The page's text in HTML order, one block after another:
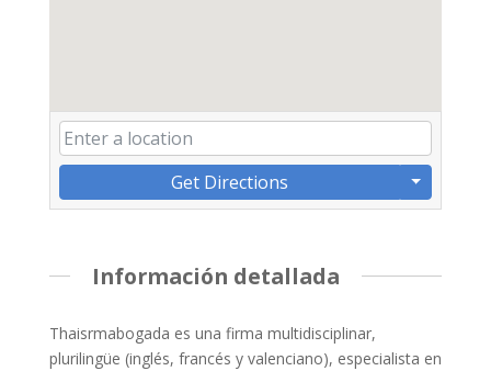
Get Directions
Información detallada
Thaisrmabogada es una firma multidisciplinar,
plurilingüe (inglés, francés y valenciano), especialista en